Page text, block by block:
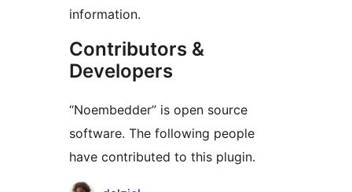
information.
Contributors &
Developers
“Noembedder” is open source
software. The following people
have contributed to this plugin.